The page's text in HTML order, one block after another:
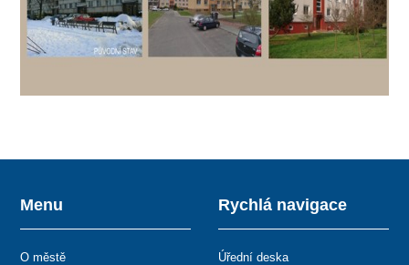
Menu
O městě
Rychlá navigace
Úřední deska